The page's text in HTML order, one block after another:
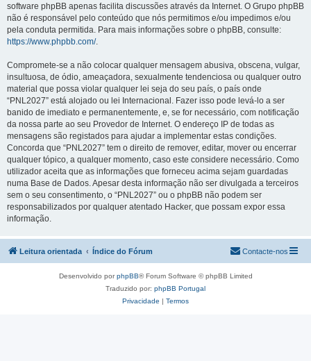
software phpBB apenas facilita discussões através da Internet. O Grupo phpBB
não é responsável pelo conteúdo que nós permitimos e/ou impedimos e/ou
pela conduta permitida. Para mais informações sobre o phpBB, consulte:
https://www.phpbb.com/.
Compromete-se a não colocar qualquer mensagem abusiva, obscena, vulgar,
insultuosa, de ódio, ameaçadora, sexualmente tendenciosa ou qualquer outro
material que possa violar qualquer lei seja do seu país, o país onde
“PNL2027” está alojado ou lei Internacional. Fazer isso pode levá-lo a ser
banido de imediato e permanentemente, e, se for necessário, com notificação
da nossa parte ao seu Provedor de Internet. O endereço IP de todas as
mensagens são registados para ajudar a implementar estas condições.
Concorda que “PNL2027” tem o direito de remover, editar, mover ou encerrar
qualquer tópico, a qualquer momento, caso este considere necessário. Como
utilizador aceita que as informações que forneceu acima sejam guardadas
numa Base de Dados. Apesar desta informação não ser divulgada a terceiros
sem o seu consentimento, o “PNL2027” ou o phpBB não podem ser
responsabilizados por qualquer atentado Hacker, que possam expor essa
informação.
Leitura orientada Índice do Fórum Contacte-nos
Desenvolvido porphpBB® Forum Software © phpBB Limited
Traduzido por: phpBB Portugal
Privacidade | Termos